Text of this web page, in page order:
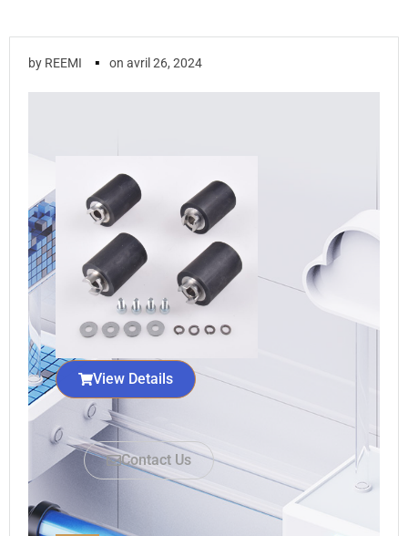
by REEMI ▪ on avril 26, 2024
View Details
Contact Us